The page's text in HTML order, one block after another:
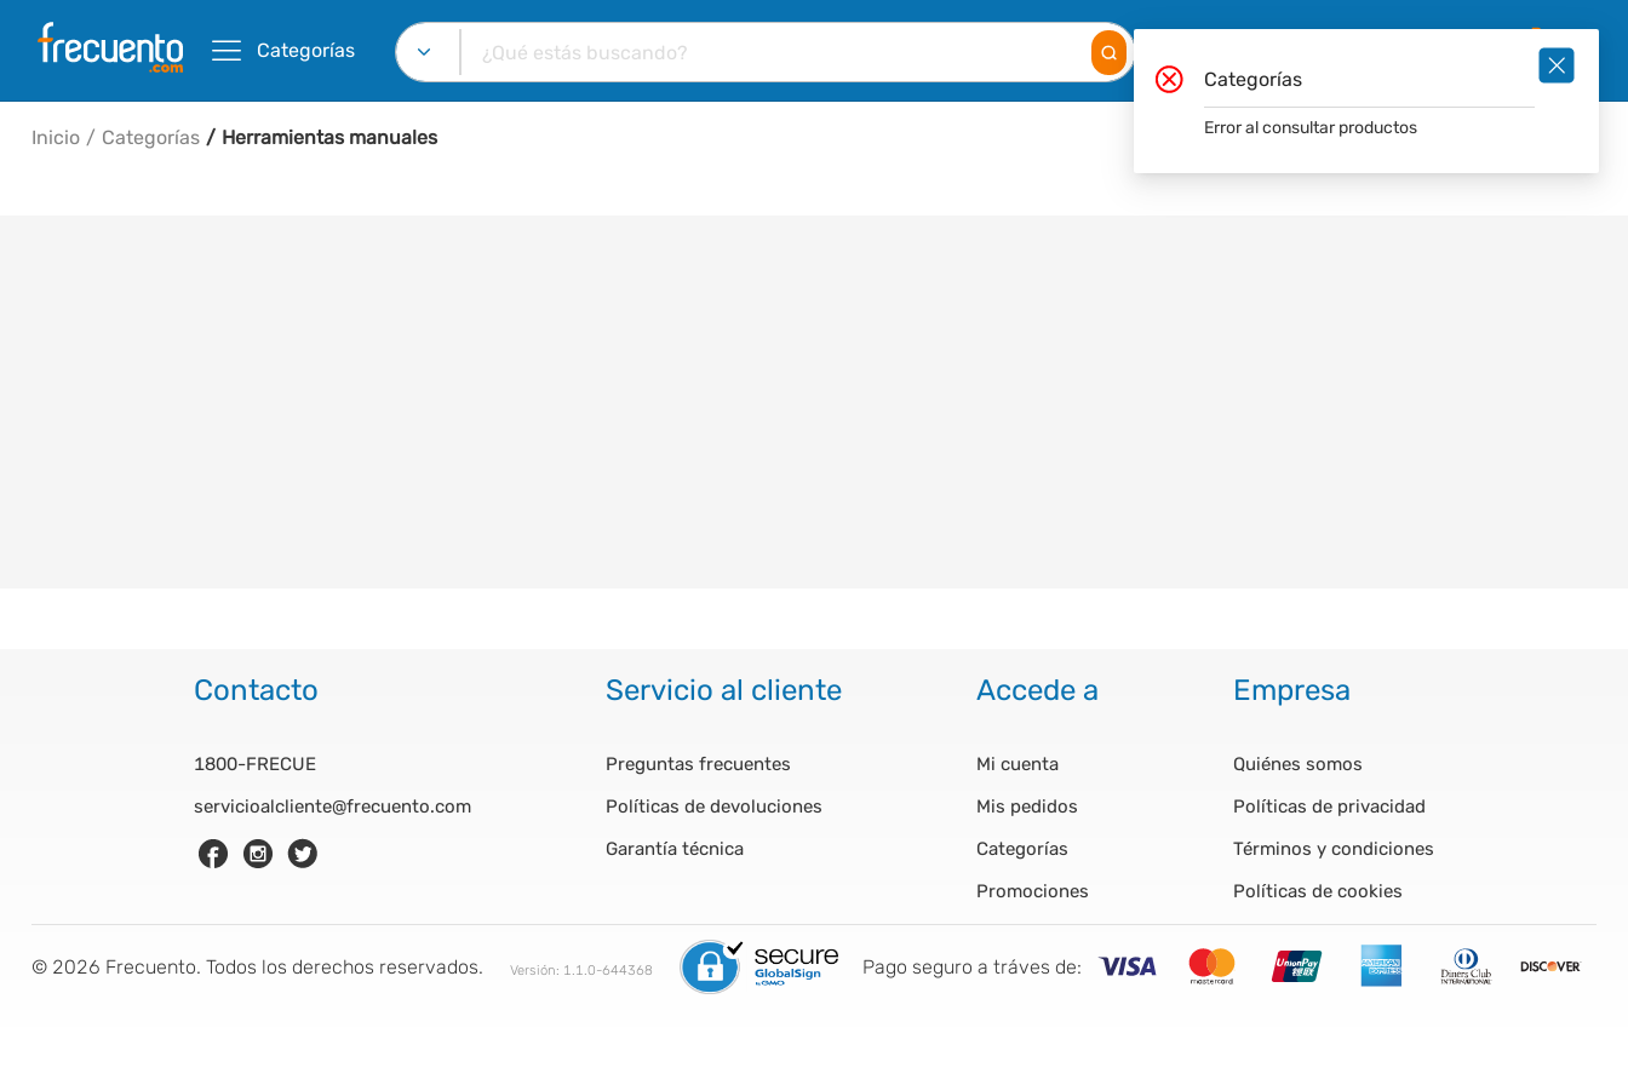
Categorías
Inicio Categorías Herramientas manuales
Contacto
1800-FRECUE
servicioalcliente@frecuento.com
Servicio al cliente
Preguntas frecuentes
Políticas de devoluciones
Garantía técnica
Accede a
Mi cuenta
Mis pedidos
Categorías
Promociones
Empresa
Quiénes somos
Políticas de privacidad
Términos y condiciones
Políticas de cookies
© 2026 Frecuento. Todos los derechos reservados. Versión: 1.1.0-644368 Pago seguro a tráves de:
Categorías
Error al consultar productos